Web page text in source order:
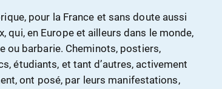
pour la France et sans doute aussi
qui, en Europe et ailleurs dans le monde,
ou barbarie. Cheminots, postiers,
étudiants, et tant d’autres, activement
ont posé, par leurs manifestations,